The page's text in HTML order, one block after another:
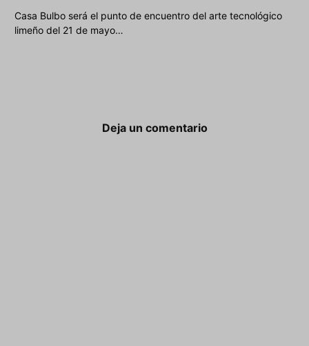
Casa Bulbo será el punto de encuentro del arte tecnológico
limeño del 21 de mayo…
Deja un comentario